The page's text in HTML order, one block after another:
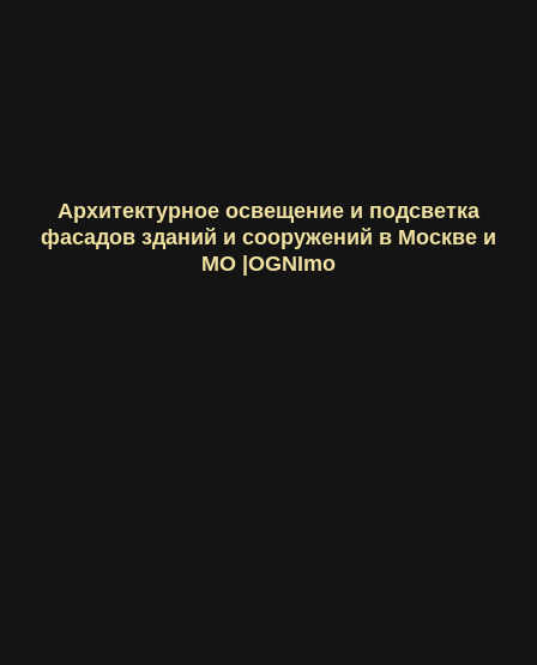
Архитектурное освещение и подсветка
фасадов зданий и сооружений в Москве и
МО |OGNImo